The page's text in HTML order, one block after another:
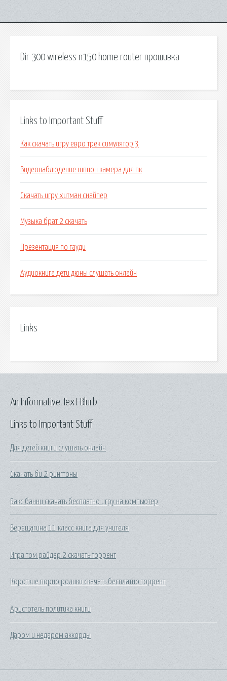
Dir 300 wireless n150 home router прошивка
Links to Important Stuff
Как скачать игру евро трек симулятор 3
Видеонаблюдение шпион камера для пк
Скачать игру хитман снайпер
Музыка брат 2 скачать
Презентация по гауди
Аудиокнига дети дюны слушать онлайн
Links
Links to Important Stuff
Для детей книги слушать онлайн
Скачать би 2 рингтоны
Бакс банни скачать бесплатно игру на компьютер
Верещагина 11 класс книга для учителя
Игра том райдер 2 скачать торрент
Короткие порно ролики скачать бесплатно торрент
Аристотель политика книги
Даром и недаром аккорды
An Informative Text Blurb